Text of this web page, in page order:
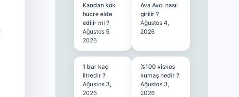
Kandan kök
hücre elde
edilir mi ?
Ağustos 5,
2026
Ava Avcı nasıl
girilir ?
Ağustos 4,
2026
1 bar kaç
litredir ?
Ağustos 3,
2026
%100 viskos
kumaş nedir ?
Ağustos 3,
2026